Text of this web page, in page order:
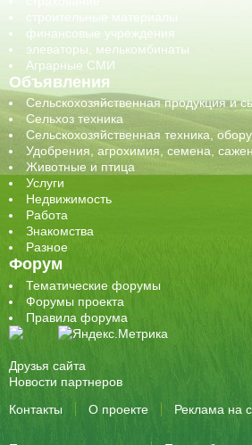
строительные материалы
финансовые учреждения
элеваторы, мелькомбинаты
Аграрные СМИ
Объявления
Сельскохозяйственная продукция и
Сельхоз техника
Сельскохозяйственная техника,
Удобрения, агрохимия, семена,
Животные и птица
Услуги
Недвижимость
Работа
Знакомства
Разное
Форум
Тематические форумы
Форумы проекта
Правила форума
Друзья сайта
Новости партнеров
Контакты
О проекте Реклама на